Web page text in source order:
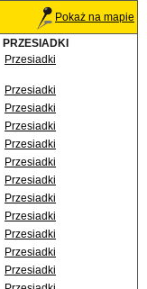
Pokaż na mapie
PRZESIADKI
Przesiadki
Przesiadki
Przesiadki
Przesiadki
Przesiadki
Przesiadki
Przesiadki
Przesiadki
Przesiadki
Przesiadki
Przesiadki
Przesiadki